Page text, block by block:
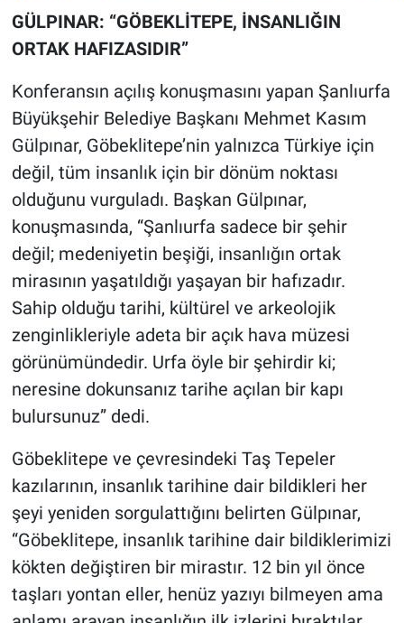
GÜLPINAR: “GÖBEKLİTEPE, İNSANLIĞIN
ORTAK HAFIZASIDIR”
Konferansın açılış konuşmasını yapan Şanlıurfa
Büyükşehir Belediye Başkanı Mehmet Kasım
Gülpınar, Göbeklitepe’nin yalnızca Türkiye için
değil, tüm insanlık için bir dönüm noktası
olduğunu vurguladı. Başkan Gülpınar,
konuşmasında, “Şanlıurfa sadece bir şehir
değil; medeniyetin beşiği, insanlığın ortak
mirasının yaşatıldığı yaşayan bir hafızadır.
Sahip olduğu tarihi, kültürel ve arkeolojik
zenginlikleriyle adeta bir açık hava müzesi
görünümündedir. Urfa öyle bir şehirdir ki;
neresine dokunsanız tarihe açılan bir kapı
bulursunuz” dedi.
Göbeklitepe ve çevresindeki Taş Tepeler
kazılarının, insanlık tarihine dair bildikleri her
şeyi yeniden sorgulattığını belirten Gülpınar,
“Göbeklitepe, insanlık tarihine dair bildiklerimizi
kökten değiştiren bir mirastır. 12 bin yıl önce
taşları yontan eller, henüz yazıyı bilmeyen ama